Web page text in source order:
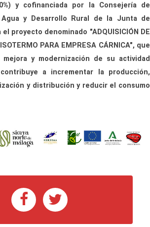
y cofinanciada por la Consejería de
y Desarrollo Rural de la Junta de
proyecto denominado "ADQUISICIÓN DE
ISOTERMO PARA EMPRESA CÁRNICA", que
y modernización de su actividad
a incrementar la producción,
y distribución y reducir el consumo